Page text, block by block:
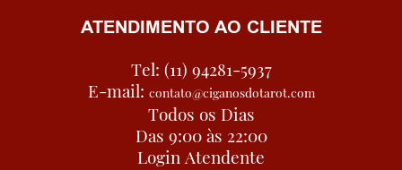
ATENDIMENTO AO CLIENTE
Tel: (11) 94281-5937
E-mail: contato@ciganosdotarot.com
Todos os Dias
Das 9:00 às 22:00
Login Atendente